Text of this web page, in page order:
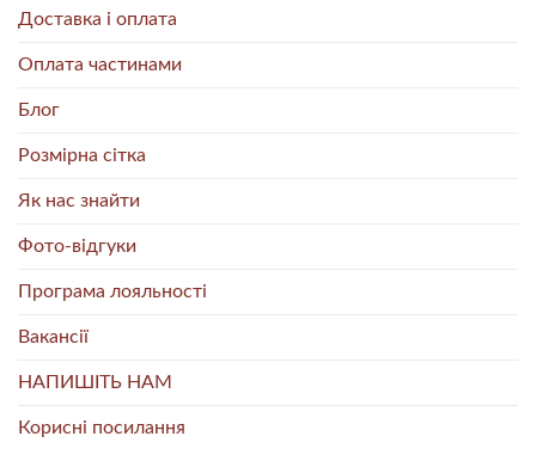
Доставка і оплата
Оплата частинами
Блог
Розмірна сітка
Як нас знайти
Фото-відгуки
Програма лояльності
Вакансії
НАПИШІТЬ НАМ
Корисні посилання